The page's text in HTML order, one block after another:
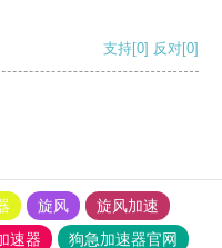
支持[0] 反对[0]
旋风
旋风加速
速器
狗急加速器官网